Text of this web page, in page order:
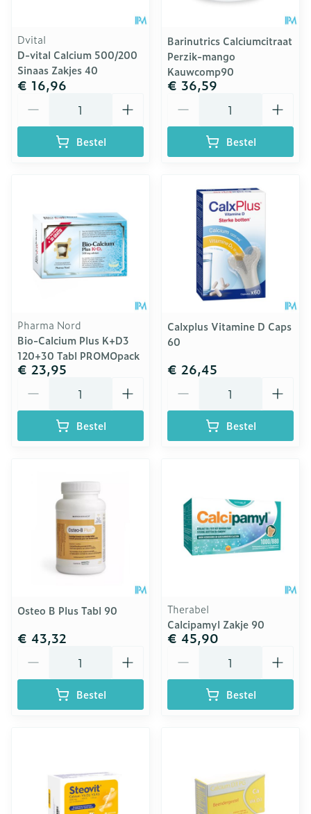
Dvital
D-vital Calcium 500/200
Sinaas Zakjes 40
€ 16,96
Bestel
Barinutrics Calciumcitraat
Perzik-mango
Kauwcomp90
€ 36,59
Bestel
Pharma Nord
Bio-Calcium Plus K+D3
120+30 Tabl PROMOpack
€ 23,95
Bestel
Calxplus Vitamine D Caps
60
€ 26,45
Bestel
Osteo B Plus Tabl 90
€ 43,32
Bestel
Therabel
Calcipamyl Zakje 90
€ 45,90
Bestel